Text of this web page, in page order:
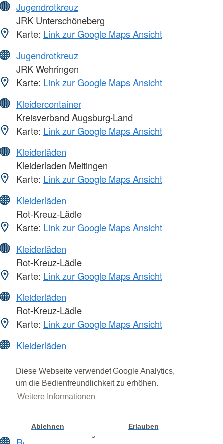
Diese Webseite verwendet Google Analytics,
um die Bedienfreundlichkeit zu erhöhen.
Weitere Informationen
Ablehnen Erlauben
Jugendrotkreuz
JRK Unterschöneberg
Karte: Link zur Google Maps Ansicht
Jugendrotkreuz
JRK Wehringen
Karte: Link zur Google Maps Ansicht
Kleidercontainer
Kreisverband Augsburg-Land
Karte: Link zur Google Maps Ansicht
Kleiderläden
Kleiderladen Meitingen
Karte: Link zur Google Maps Ansicht
Kleiderläden
Rot-Kreuz-Lädle
Karte: Link zur Google Maps Ansicht
Kleiderläden
Rot-Kreuz-Lädle
Karte: Link zur Google Maps Ansicht
Kleiderläden
Rot-Kreuz-Lädle
Karte: Link zur Google Maps Ansicht
Kleiderläden
Karte:Link zur Google Maps Ansicht
Kleiderläden
Karte: Link zur Google Maps Ansicht